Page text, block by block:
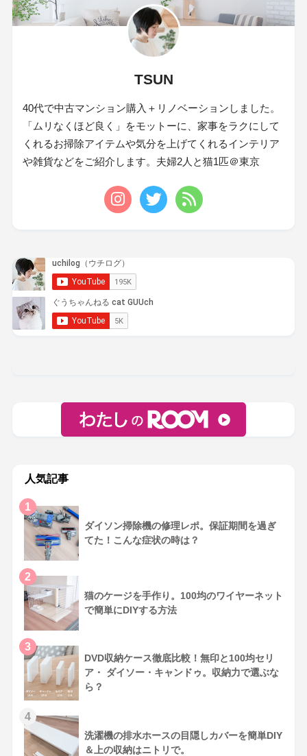
TSUN
40代で中古マンション購入＋リノベーションしました。
「ムリなくほど良く」をモットーに、家事をラクにして
くれるお掃除アイテムや気分を上げてくれるインテリア
や雑貨などをご紹介します。夫婦2人と猫1匹＠東京
人気記事
1
ダイソン掃除機の修理レポ。保証期間を過ぎ
てた！こんな症状の時は？
2
猫のケージを手作り。100均のワイヤーネット
で簡単にDIYする方法
3
DVD収納ケース徹底比較！無印と100均セリ
ア・ ダイソー・キャンドゥ。収納力で選ぶな
ら？
4
洗濯機の排水ホースの目隠しカバーを簡単DIY
＆上の収納はニトリで。